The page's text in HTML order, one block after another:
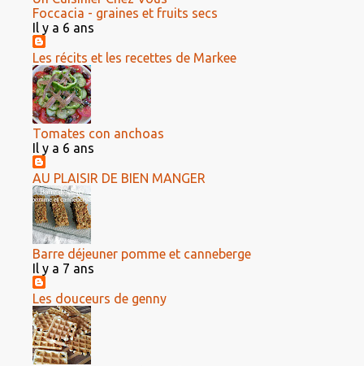
Foccacia - graines et fruits secs
Il y a 6 ans
Les récits et les recettes de Markee
Tomates con anchoas
Il y a 6 ans
AU PLAISIR DE BIEN MANGER
Barre déjeuner pomme et canneberge
Il y a 7 ans
Les douceurs de genny